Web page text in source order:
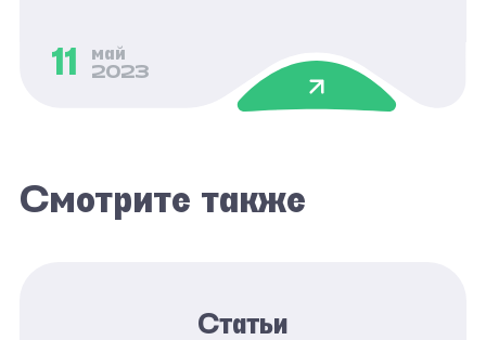
11
май
2023
Смотрите также
Статьи